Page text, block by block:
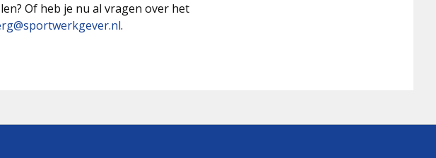
Of heb je nu al vragen over het
.